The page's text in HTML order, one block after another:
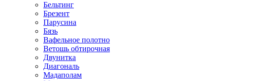
Бельтинг
Брезент
Парусина
Бязь
Вафельное полотно
Ветошь обтирочная
Двунитка
Диагональ
Мадаполам